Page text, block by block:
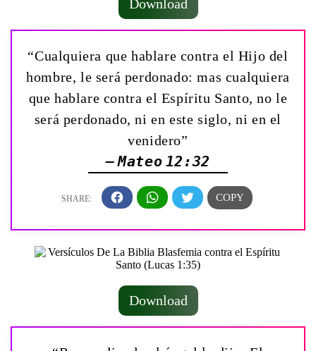
Download
“Cualquiera que hablare contra el Hijo del
hombre, le será perdonado: mas cualquiera
que hablare contra el Espíritu Santo, no le
será perdonado, ni en este siglo, ni en el
venidero”
— Mateo 12:32
Download